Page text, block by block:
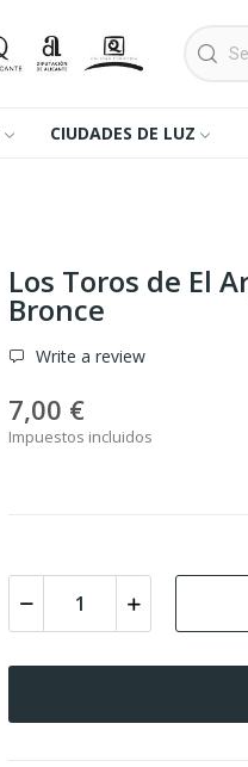
CIUDADES DE LUZ
Los Toros de El
Bronce
Write a review
7,00 €
Impuestos incluidos